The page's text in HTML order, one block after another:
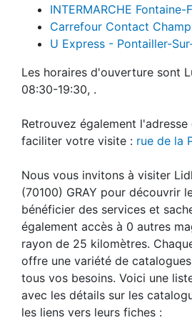
INTERMARCHE Fontaine-
Carrefour Contact
U Express - Pontailler-
Les horaires d'ouverture sont
08:30-19:30, .
Retrouvez également
faciliter votre visite : rue de la
Nous vous invitons à visiter
(70100) GRAY pour découvrir
bénéficier des services et
également accès à 0 autres
rayon de 25 kilomètres.
offre une variété de
tous vos besoins. Voici une
avec les détails sur les
les liens vers leurs fiches :